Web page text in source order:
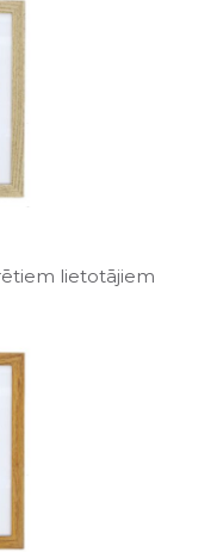
lietotājiem